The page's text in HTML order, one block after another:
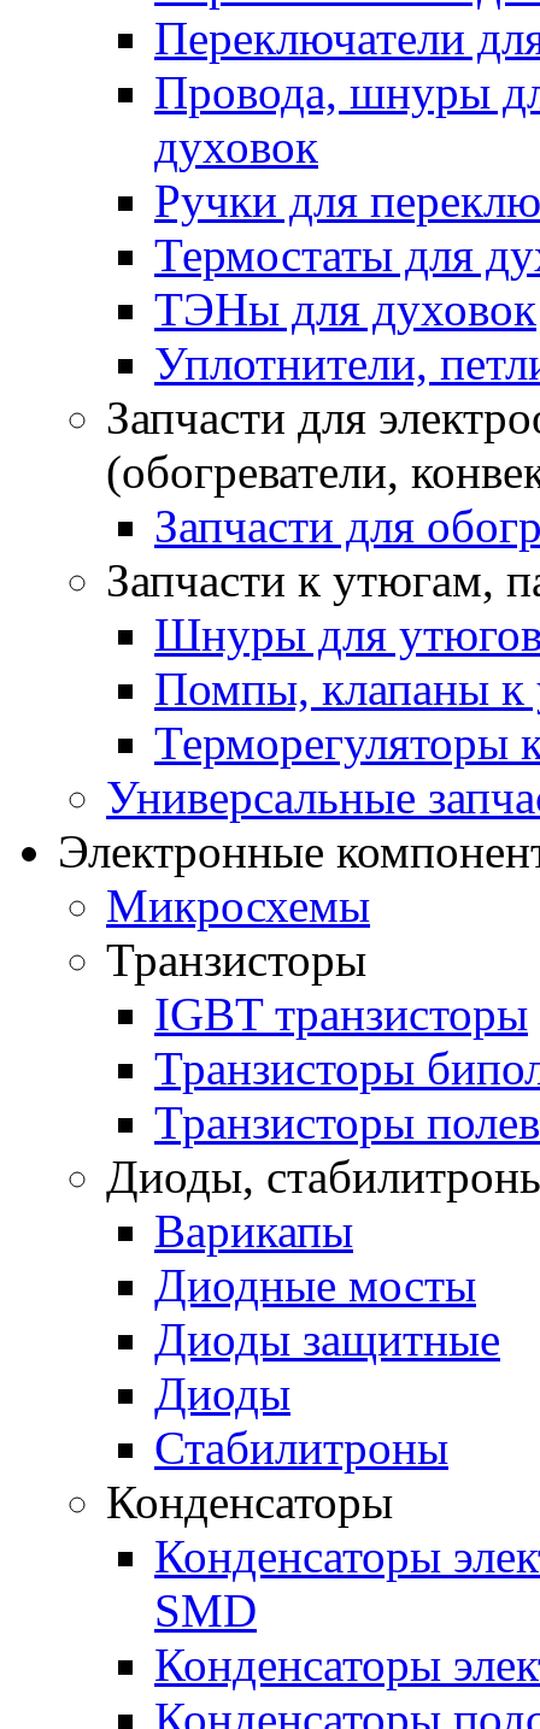
Переключатели
Провода, шнуры
духовок
Ручки для
Термостаты для
ТЭНы для духовок
Уплотнители,
Запчасти для
(обогреватели,
Запчасти для
Запчасти к утюгам,
Шнуры для
Помпы, клапаны к
Терморегуляторы
Универсальные
Электронные
Микросхемы
Транзисторы
IGBT транзисторы
Транзисторы
Транзисторы
Диоды,
Варикапы
Диодные мосты
Диоды защитные
Диоды
Стабилитроны
Конденсаторы
Конденсаторы
SMD
Конденсаторы